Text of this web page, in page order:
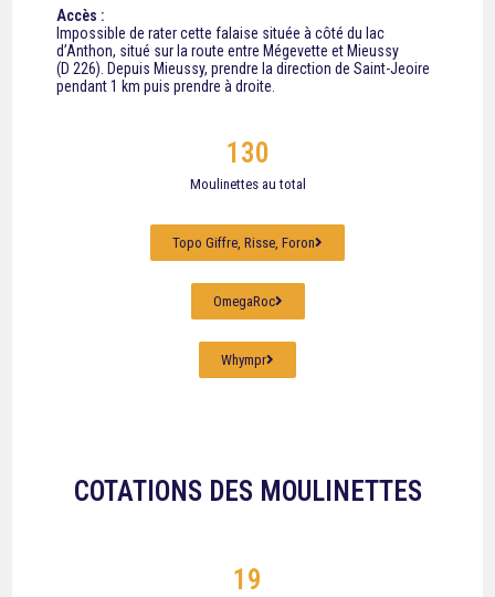
Accès :
Impossible de rater cette falaise située à côté du lac
d’Anthon, situé sur la route entre Mégevette et Mieussy
(D 226). Depuis Mieussy, prendre la direction de Saint-Jeoire
pendant 1 km puis prendre à droite.
Moulinettes au total
130
Topo Giffre, Risse, Foron
OmegaRoc
Whympr
COTATIONS DES MOULINETTES
19